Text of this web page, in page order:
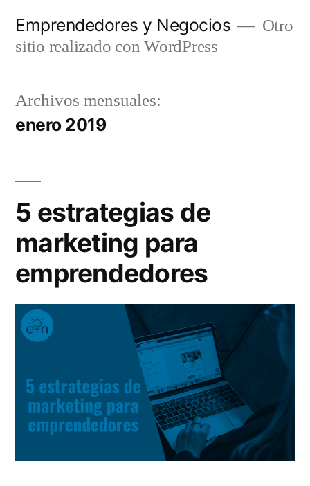
Emprendedores y Negocios
Otro
sitio realizado con WordPress
Archivos mensuales:
enero 2019
5 estrategias de
marketing para
emprendedores